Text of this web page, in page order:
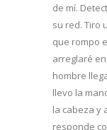
de mí.
su red. Tiro
que rompo
arreglaré
hombre
llevo la
la cabeza y
responde